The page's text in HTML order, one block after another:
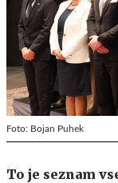
Foto: Bojan Puhek
To je seznam